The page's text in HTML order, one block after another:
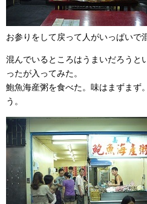
お参りをして戻って人がいっぱいで
混んでいるところはうまいだろうと
ったが入ってみた。
鮑魚海産粥を食べた。味はまずまず
う。